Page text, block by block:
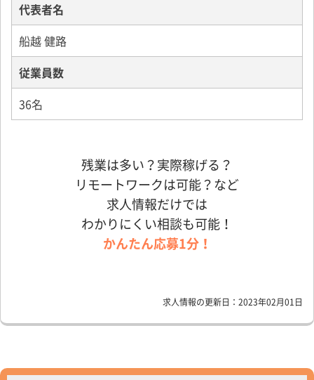
代表者名
船越 健路
従業員数
36名
残業は多い？実際稼げる？
リモートワークは可能？など
求人情報だけでは
わかりにくい相談も可能！
かんたん応募1分！
求人情報の更新日：2023年02月01日